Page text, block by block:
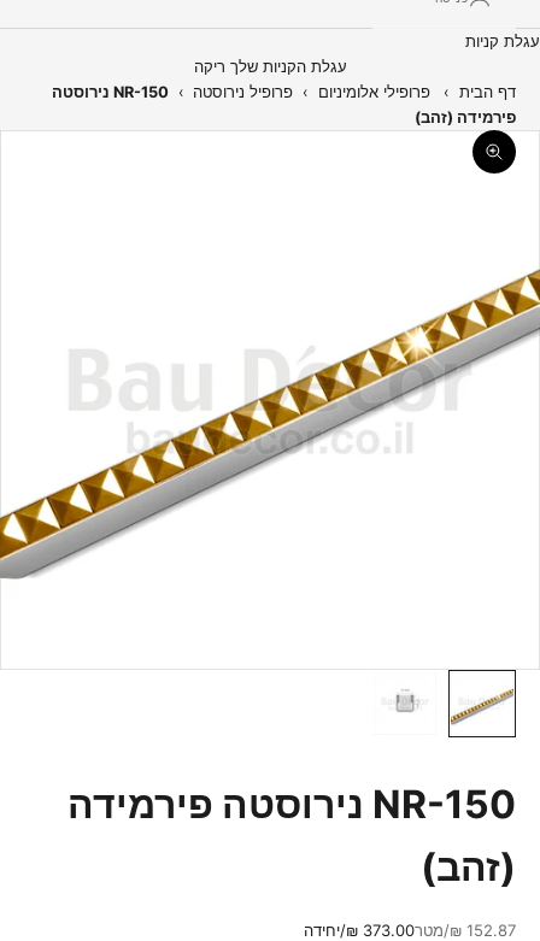
עגלת קניות
עגלת הקניות שלך ריקה
דף הבית › פרופילי אלומיניום › פרופיל נירוסטה ›
NR-150 נירוסטה
פירמידה (זהב)
תקריב
NR-150 נירוסטה פירמידה
(זהב)
מחיר מבצע
152.87 ₪/מטר 373.00 ₪/יחידה